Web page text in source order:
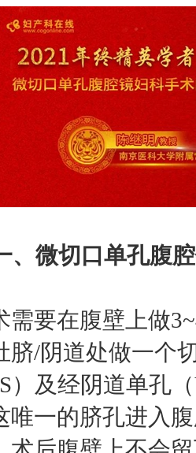
、微切口单孔腹
需要在腹壁上做
脐/阴道处做一个
）及经阴道单孔
唯一的脐孔进入